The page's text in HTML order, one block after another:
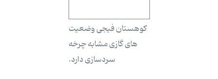
کوهستان فیجی وضعیت
های گازی مشابه چرخه
سردسازی دارد.